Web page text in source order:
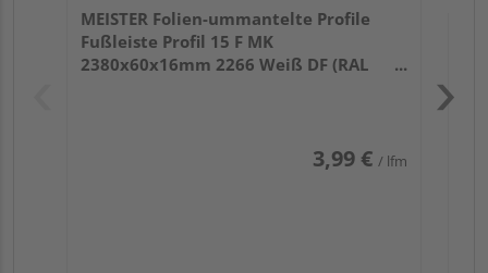
MEISTER Folien-ummantelte Profile
Fußleiste Profil 15 F MK
2380x60x16mm 2266 Weiß DF (RAL
3,99 € / lfm